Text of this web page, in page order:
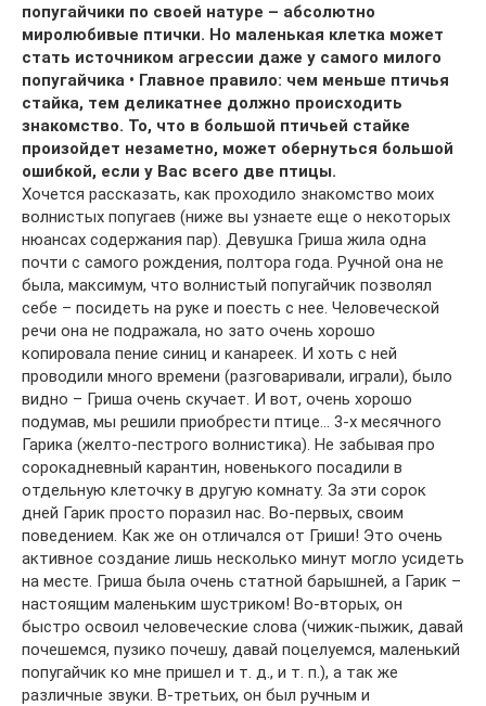
попугайчики по своей натуре – абсолютно
миролюбивые птички. Но маленькая клетка может
стать источником агрессии даже у самого милого
попугайчика • Главное правило: чем меньше птичья
стайка, тем деликатнее должно происходить
знакомство. То, что в большой птичьей стайке
произойдет незаметно, может обернуться большой
ошибкой, если у Вас всего две птицы.
Хочется рассказать, как проходило знакомство моих
волнистых попугаев (ниже вы узнаете еще о некоторых
нюансах содержания пар). Девушка Гриша жила одна
почти с самого рождения, полтора года. Ручной она не
была, максимум, что волнистый попугайчик позволял
себе – посидеть на руке и поесть с нее. Человеческой
речи она не подражала, но зато очень хорошо
копировала пение синиц и канареек. И хоть с ней
проводили много времени (разговаривали, играли), было
видно – Гриша очень скучает. И вот, очень хорошо
подумав, мы решили приобрести птице… 3-х месячного
Гарика (желто-пестрого волнистика). Не забывая про
сорокадневный карантин, новенького посадили в
отдельную клеточку в другую комнату. За эти сорок
дней Гарик просто поразил нас. Во-первых, своим
поведением. Как же он отличался от Гриши! Это очень
активное создание лишь несколько минут могло усидеть
на месте. Гриша была очень статной барышней, а Гарик –
настоящим маленьким шустриком! Во-вторых, он
быстро освоил человеческие слова (чижик-пыжик, давай
почешемся, пузико почешу, давай поцелуемся, маленький
попугайчик ко мне пришел и т. д., и т. п.), а так же
различные звуки. В-третьих, он был ручным и